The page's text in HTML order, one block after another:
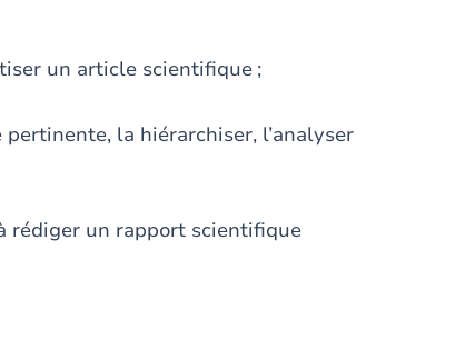
un article scientifique ;
la hiérarchiser, l’analyser
rédiger un rapport scientifique